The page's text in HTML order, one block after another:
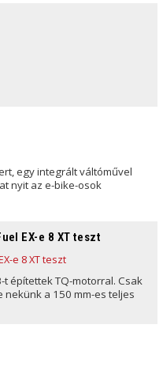
egy integrált váltóművel
nyit az e-bike-osok
EX-e 8 XT teszt
t építettek TQ-motorral. Csak
nekünk a 150 mm-es teljes